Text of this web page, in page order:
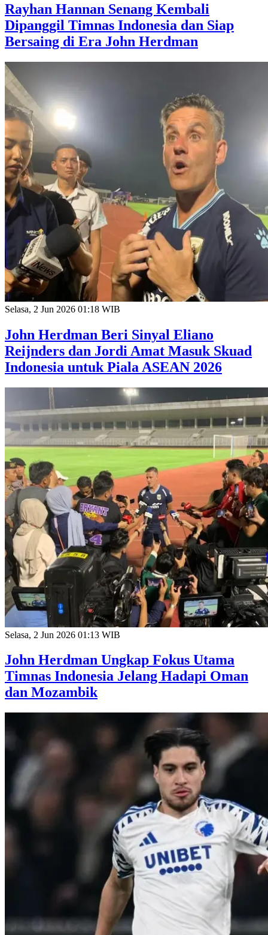
Rayhan Hannan Senang Kembali
Dipanggil Timnas Indonesia dan Siap
Bersaing di Era John Herdman
Selasa, 2 Jun 2026 01:18 WIB
John Herdman Beri Sinyal Eliano
Reijnders dan Jordi Amat Masuk Skuad
Indonesia untuk Piala ASEAN 2026
Selasa, 2 Jun 2026 01:13 WIB
John Herdman Ungkap Fokus Utama
Timnas Indonesia Jelang Hadapi Oman
dan Mozambik